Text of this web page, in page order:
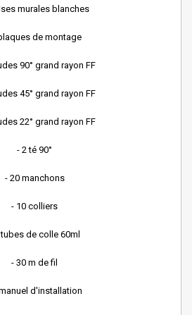
murales blanches
de montage
90° grand rayon FF
45° grand rayon FF
22° grand rayon FF
- 2 té 90°
- 20 manchons
- 10 colliers
de colle 60ml
- 30 m de fil
d'installation